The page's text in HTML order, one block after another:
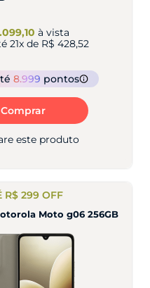
à vista
21x de R$ 428,52
8.999 pontos
Comprar
este produto
R$ 299 OFF
Moto g06 256GB